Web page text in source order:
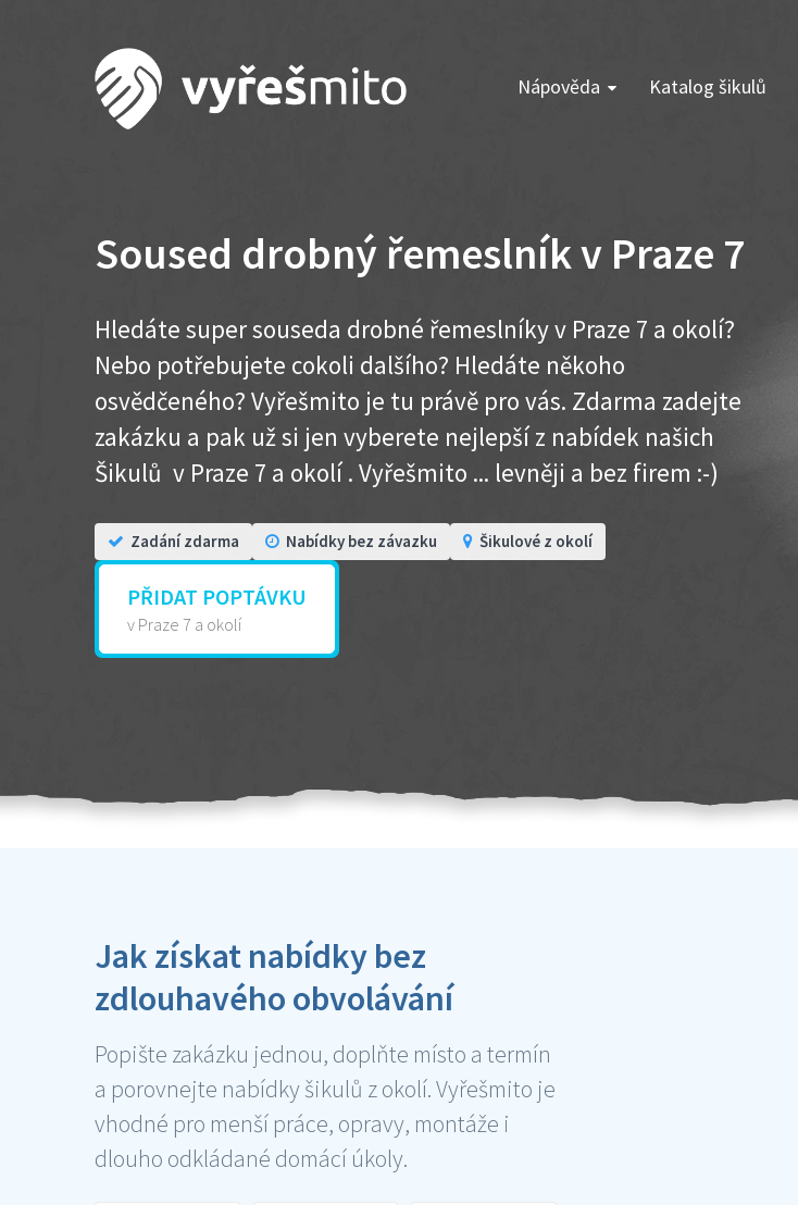
Nápověda Katalog šikulů
Soused drobný řemeslník v Praze 7
Hledáte super souseda drobné řemeslníky v Praze 7 a okolí?
Nebo potřebujete cokoli dalšího? Hledáte někoho
osvědčeného? Vyřešmito je tu právě pro vás. Zdarma zadejte
zakázku a pak už si jen vyberete nejlepší z nabídek našich
Šikulů v Praze 7 a okolí . Vyřešmito ... levněji a bez firem :-)
Zadání zdarma Nabídky bez závazku Šikulové z okolí
PŘIDAT POPTÁVKU
v Praze 7 a okolí
Jak získat nabídky bez
zdlouhavého obvolávání
Popište zakázku jednou, doplňte místo a termín
a porovnejte nabídky šikulů z okolí. Vyřešmito je
vhodné pro menší práce, opravy, montáže i
dlouho odkládané domácí úkoly.